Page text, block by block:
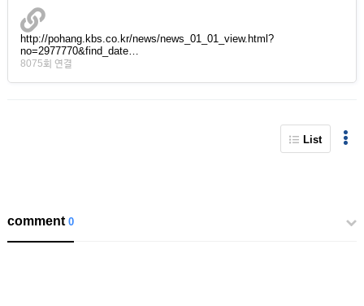
http://pohang.kbs.co.kr/news/news_01_01_view.html?
no=2977770&find_date…
8075회 연결
List
comment0